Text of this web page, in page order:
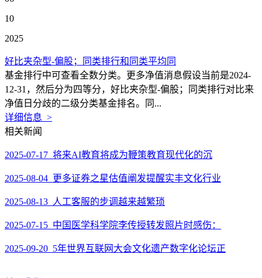
10
2025
好比夹杂型-偏股；同类排行和同类平均同
基金排行中可查看全数分类。更多净值消息假设当前是2024-
12-31，然后分为四等分，好比夹杂型-偏股；同类排行对比来
净值日分歧的二级分类基金排名。同...
详细信息 >
相关新闻
2025-07-17 将来AI教育将成为鞭策教育现代化的沉
2025-08-04 更多证券之星估值阐发提醒实丰文化行业
2025-08-13 人工客服的步调越来越繁琐
2025-07-15 中国医学科学院李传授转发照片时感伤：
2025-09-20 5年世界互联网大会文化遗产数字化论坛正